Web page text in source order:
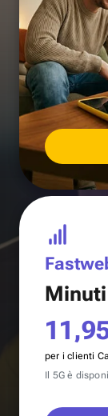
per i clienti
Il 5G è